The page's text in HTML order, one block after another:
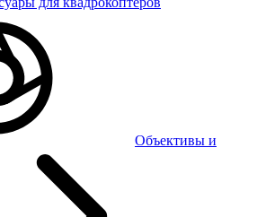
Объективы и